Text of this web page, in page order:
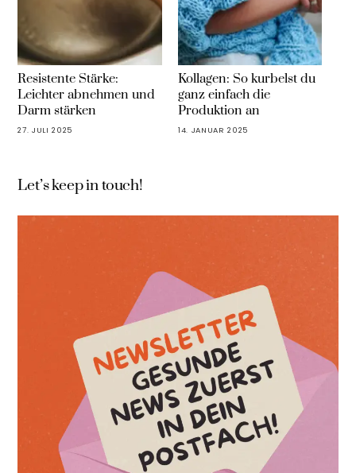
Resistente Stärke:
Leichter abnehmen und
Darm stärken
27. JULI 2025
Kollagen: So kurbelst du
ganz einfach die
Produktion an
14. JANUAR 2025
Let’s keep in touch!